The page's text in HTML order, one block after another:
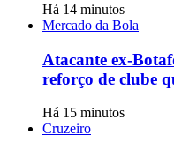
Há 14 minutos
Mercado da Bola
Atacante ex-
reforço de clube
Há 15 minutos
Cruzeiro